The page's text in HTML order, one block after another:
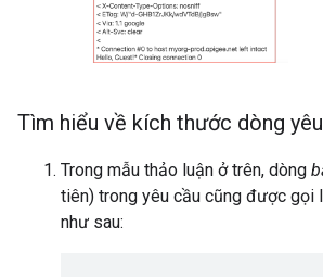
Tìm hiểu về kích thước dòng
Trong mẫu thảo luận ở trên, dòng
tiên) trong yêu cầu cũng được gọi
như sau: